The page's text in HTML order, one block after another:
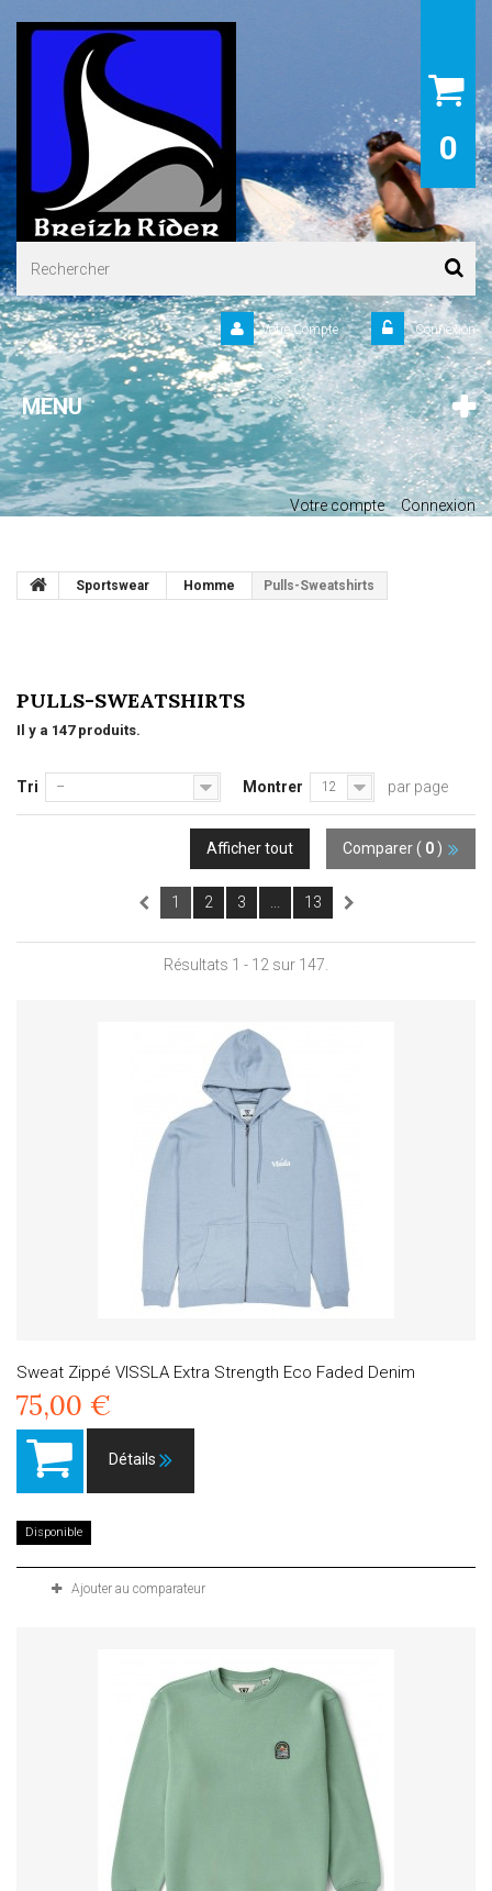
0
Connexion
Votre Compte
MENU
Votre compte Connexion
Sportswear Homme Pulls-Sweatshirts
PULLS-SWEATSHIRTS
Il y a 147 produits.
Tri -- Montrer 12 par page
Comparer ( 0 )
Afficher tout
1 2 3 13
Résultats 1 - 12 sur 147.
Sweat Zippé VISSLA Extra Strength Eco Faded Denim
75,00 €
Détails
Disponible
Ajouter au comparateur